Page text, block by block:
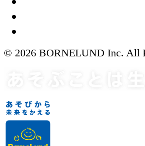
© 2026 BORNELUND Inc. All